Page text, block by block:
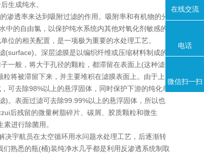
生成纯水。
透率来达到吸附过滤的作用。吸附率和有机物的分
的自由氯，以保护纯水系统内其他对氧化剂敏感的
位的相关配置，是一项极为重要的水处理工艺。
。深层滤膜是以编织纤维或压缩材料制成的
一般，将大于孔径的颗粒，都滞留在表面上(这种滤
将被滞留下来，并主要堆积在滤膜表面上。由于上
可去除98%以上的悬浮固体，同时保护下游的纯化单
)。表面过滤可去除99.99%以上的悬浮固体，所以也
后残留的微量树脂碎片、碳屑、胶质颗粒和微生
进行除菌用。
宇航员在太空循环用水问题水处理工艺，后逐渐转
熟悉的瓶(桶)装纯净水几乎都是利用反渗透系统制取
在线交流
电话
微信扫一扫